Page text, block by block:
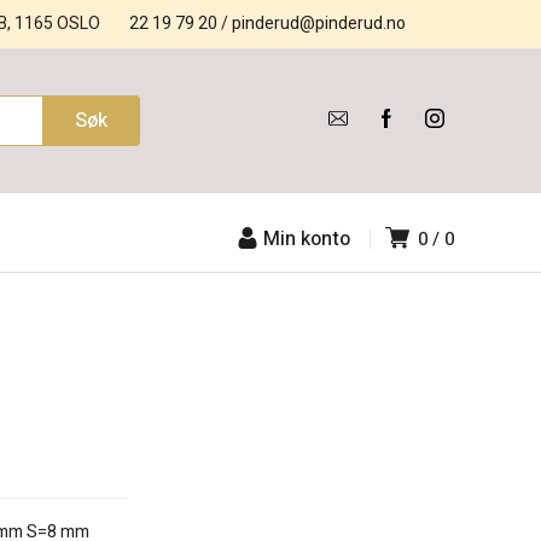
22 19 79 20/pinderud@pinderud.no
1165 OSLO
0 0
Min konto
S=8 mm